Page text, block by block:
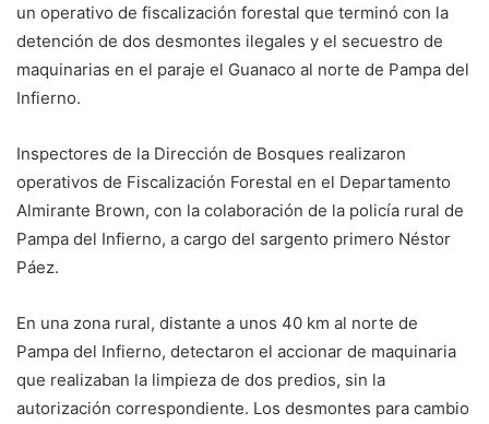
un operativo de fiscalización forestal que terminó con la
detención de dos desmontes ilegales y el secuestro de
maquinarias en el paraje el Guanaco al norte de Pampa del
Infierno.
Inspectores de la Dirección de Bosques realizaron
operativos de Fiscalización Forestal en el Departamento
Almirante Brown, con la colaboración de la policía rural de
Pampa del Infierno, a cargo del sargento primero Néstor
Páez.
En una zona rural, distante a unos 40 km al norte de
Pampa del Infierno, detectaron el accionar de maquinaria
que realizaban la limpieza de dos predios, sin la
autorización correspondiente. Los desmontes para cambio